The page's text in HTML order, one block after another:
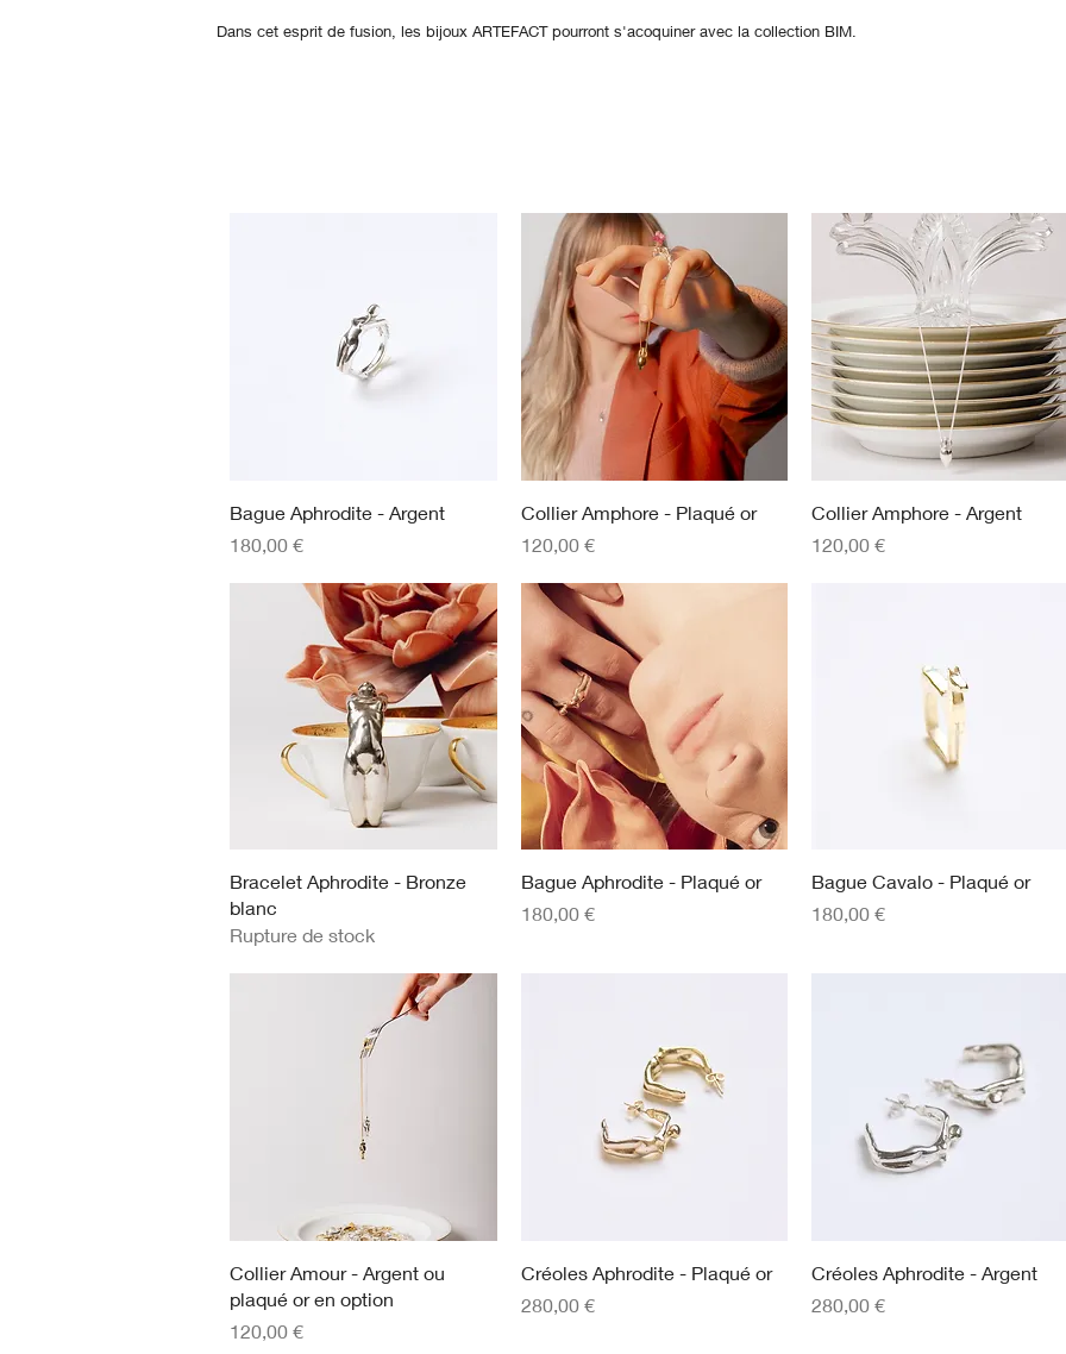
Dans cet esprit de fusion, les bijoux ARTEFACT pourront s'acoquiner avec la collection BIM.
Aperçu rapide
Bague Aphrodite - Argent
Prix
180,00 €
Aperçu rapide
Collier Amphore - Plaqué or
Prix
120,00 €
Aperçu rapide
Collier Amphore - Argent
Prix
120,00 €
Aperçu rapide
Bracelet Aphrodite - Bronze
blanc
Rupture de stock
Aperçu rapide
Bague Aphrodite - Plaqué or
Prix
180,00 €
Aperçu rapide
Bague Cavalo - Plaqué or
Prix
180,00 €
Aperçu rapide
Collier Amour - Argent ou
plaqué or en option
Prix
120,00 €
Aperçu rapide
Créoles Aphrodite - Plaqué or
Prix
280,00 €
Aperçu rapide
Créoles Aphrodite - Argent
Prix
280,00 €